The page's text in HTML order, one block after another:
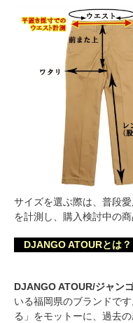
サイズを選ぶ際は、普段
を計測し、購入検討中の
DJANGO ATOURとは？
DJANGO ATOUR/ジャン
いる福岡県のブランドで
る」をモットーに、過去